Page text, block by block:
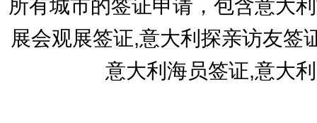
所有城市的签证申请，包含意大
展会观展签证,意大利探亲访友签
意大利海员签证,意大